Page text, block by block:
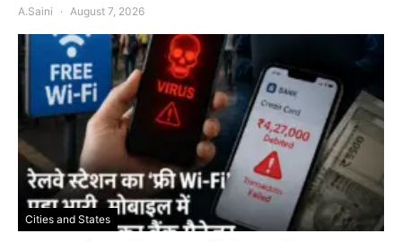
A.Saini August 7, 2026
Cities and States